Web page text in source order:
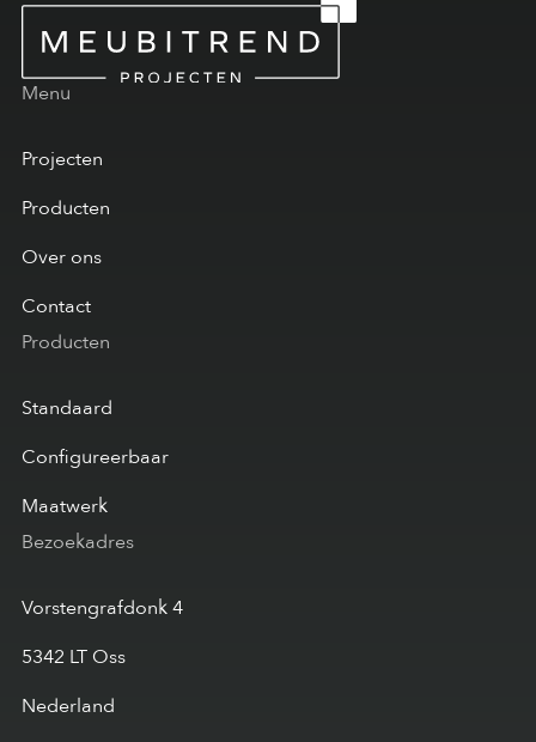
Menu
Projecten
Producten
Over ons
Contact
Producten
Standaard
Configureerbaar
Maatwerk
Bezoekadres
Vorstengrafdonk 4
5342 LT Oss
Nederland